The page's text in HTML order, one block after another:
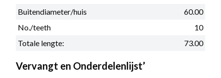
Buitendiameter/huis
60.00
No./teeth
10
Totale lengte:
73.00
Vervangt en Onderdelenlijst’